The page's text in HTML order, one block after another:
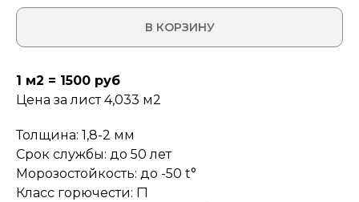
В КОРЗИНУ
1 м2 = 1500 руб
Цена за лист 4,033 м2
Толщина: 1,8-2 мм
Срок службы: до 50 лет
Морозостойкость: до -50 t°
Класс горючести: Г1